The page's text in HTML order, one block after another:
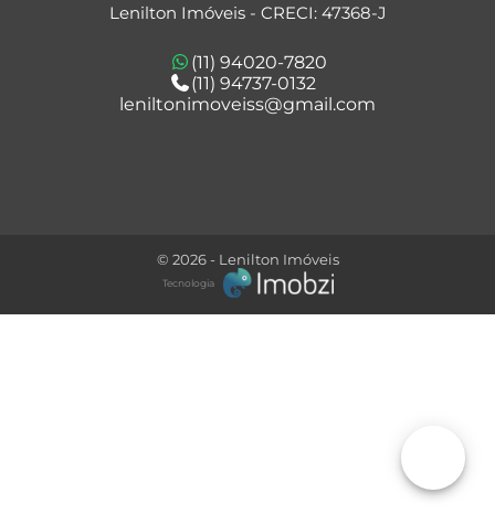
Lenilton Imóveis - CRECI: 47368-J
(11) 94020-7820
(11) 94737-0132
leniltonimoveiss@gmail.com
© 2026 - Lenilton Imóveis
Tecnologia